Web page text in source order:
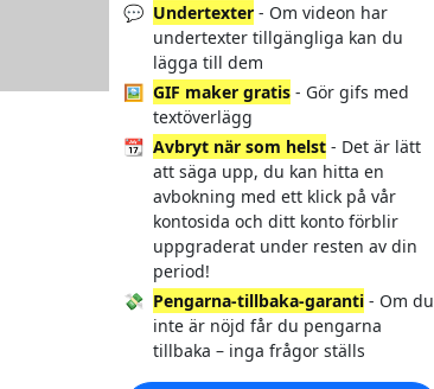
💬 Undertexter - Om videon har
undertexter tillgängliga kan du
lägga till dem
🖼️ GIF maker gratis - Gör gifs med
textöverlägg
📆 Avbryt när som helst - Det är lätt
att säga upp, du kan hitta en
avbokning med ett klick på vår
kontosida och ditt konto förblir
uppgraderat under resten av din
period!
💸 Pengarna-tillbaka-garanti - Om du
inte är nöjd får du pengarna
tillbaka – inga frågor ställs